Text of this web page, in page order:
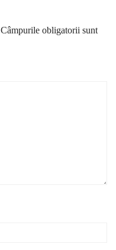
Câmpurile obligatorii sunt